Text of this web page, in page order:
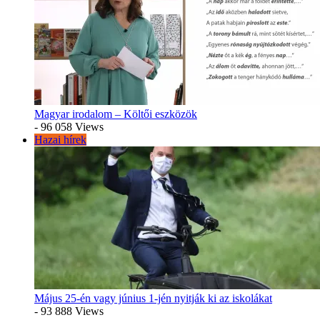
Magyar irodalom – Költői eszközök
- 96 058 Views
Hazai hírek
Május 25-én vagy június 1-jén nyitják ki az iskolákat
- 93 888 Views